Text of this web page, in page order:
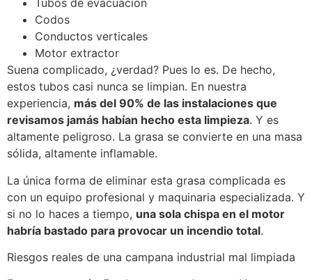
Tubos de evacuación
Codos
Conductos verticales
Motor extractor
Suena complicado, ¿verdad? Pues lo es. De hecho,
estos tubos casi nunca se limpian. En nuestra
experiencia, más del 90% de las instalaciones que
revisamos jamás habían hecho esta limpieza. Y es
altamente peligroso. La grasa se convierte en una masa
sólida, altamente inflamable.
La única forma de eliminar esta grasa complicada es
con un equipo profesional y maquinaria especializada. Y
si no lo haces a tiempo, una sola chispa en el motor
habría bastado para provocar un incendio total.
Riesgos reales de una campana industrial mal limpiada